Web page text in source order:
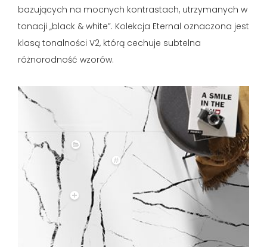
bazujących na mocnych kontrastach, utrzymanych w
tonacji „black & white”. Kolekcja Eternal oznaczona jest
klasą tonalności V2, którą cechuje subtelna
różnorodność wzorów.